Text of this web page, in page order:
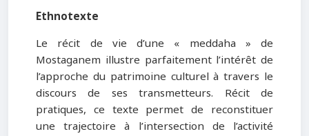
Ethnotexte
Le récit de vie d’une « meddaha » de
Mostaganem illustre parfaitement l’intérêt de
l’approche du patrimoine culturel à travers le
discours de ses transmetteurs. Récit de
pratiques, ce texte permet de reconstituer
une trajectoire à l’intersection de l’activité